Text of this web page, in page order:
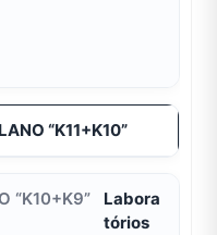
“K11+K10”
Labora
tórios